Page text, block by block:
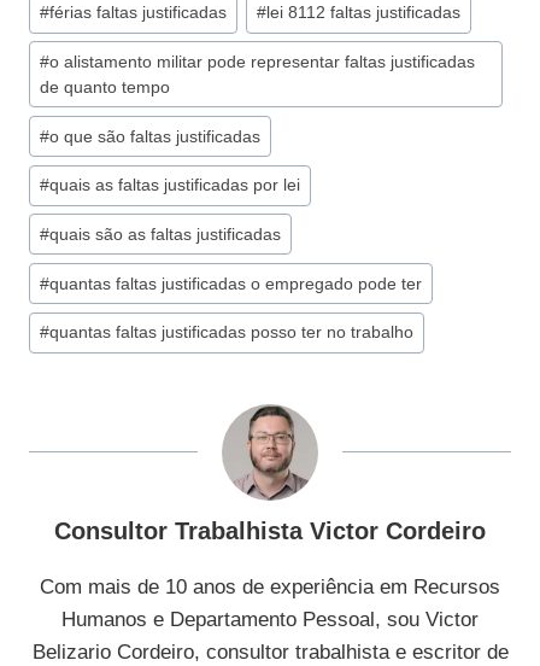
#férias faltas justificadas # lei 8112 faltas justificadas
#o alistamento militar pode representar faltas justificadas
de quanto tempo
#o que são faltas justificadas
#quais as faltas justificadas por lei
#quais são as faltas justificadas
#quantas faltas justificadas o empregado pode ter
#quantas faltas justificadas posso ter no trabalho
Consultor Trabalhista Victor Cordeiro
Com mais de 10 anos de experiência em Recursos
Humanos e Departamento Pessoal, sou Victor
Belizario Cordeiro, consultor trabalhista e escritor de